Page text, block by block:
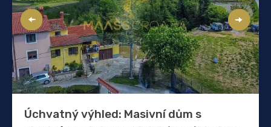
Úchvatný výhled: Masivní dům s